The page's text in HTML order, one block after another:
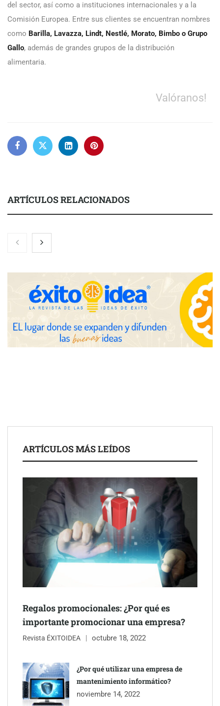
del sector, así como a instituciones internacionales y a la
Comisión Europea. Entre sus clientes se encuentran nombres
como Barilla, Lavazza, Lindt, Nestlé, Morato, Bimbo o Grupo
Gallo, además de grandes grupos de la distribución
alimentaria.
Valóranos!
ARTÍCULOS RELACIONADOS
Nicols presenta seis modelos de anillos de compromiso para el
eclipse solar del 12 de agosto
Zoomex mejora su Strategy Center con herramientas
avanzadas para trading estratégico
COMPALISS de LYSOTRIC: cuando un solo producto multiplica
las posibilidades del salón profesional
Schaeffler mejora su rentabilidad en el primer semestre de 2026
NOVA: innovación y diseño que transforman espacios de la
mano de Tormo Franquicias
ARTÍCULOS MÁS LEÍDOS
Regalos promocionales: ¿Por qué es
importante promocionar una empresa?
Revista ÉXITOIDEA octubre 18, 2022
¿Por qué utilizar una empresa de
mantenimiento informático?
noviembre 14, 2022